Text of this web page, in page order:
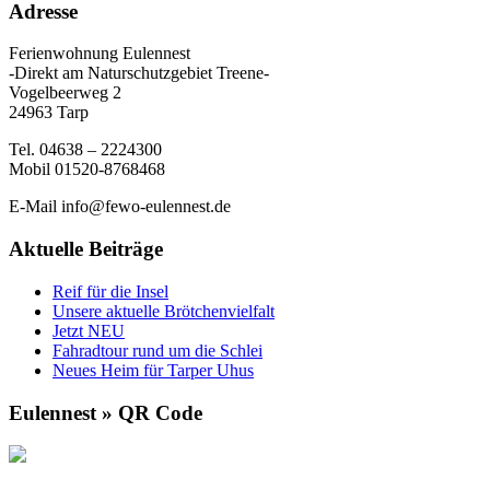
Adresse
Ferienwohnung Eulennest
-Direkt am Naturschutzgebiet Treene-
Vogelbeerweg 2
24963 Tarp
Tel. 04638 – 2224300
Mobil 01520-8768468
E-Mail info@fewo-eulennest.de
Aktuelle Beiträge
Reif für die Insel
Unsere aktuelle Brötchenvielfalt
Jetzt NEU
Fahradtour rund um die Schlei
Neues Heim für Tarper Uhus
Eulennest » QR Code